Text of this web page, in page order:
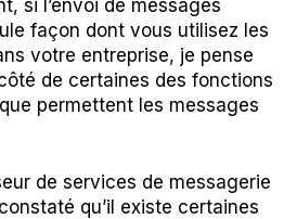
si l’envoi de messages
façon dont vous utilisez les
votre entreprise, je pense
de certaines des fonctions
permettent les messages
de services de messagerie
qu’il existe certaines